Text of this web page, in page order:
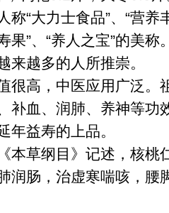
大力士食品”、“营养
果”、“养人之宝”的美
来越多的人所推崇。
高，中医应用广泛。
补血、润肺、养神等功
年益寿的上品。
草纲目》记述，核桃
润肠，治虚寒喘咳，腰